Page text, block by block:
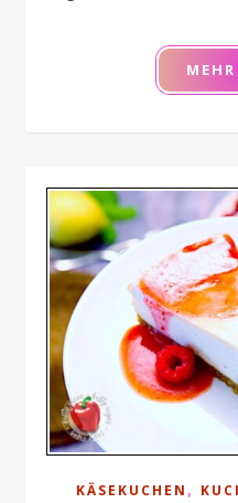
KÄSEKUCHEN ,